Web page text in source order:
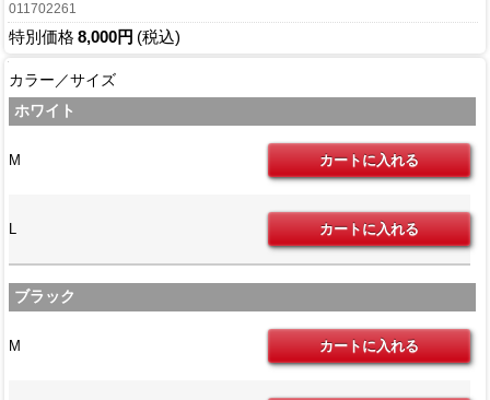
011702261
特別価格 8,000円 (税込)
カラー／サイズ
ホワイト
M
L
ブラック
M